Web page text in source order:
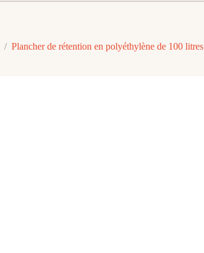
/ Plancher de rétention en polyéthylène de 100 litres